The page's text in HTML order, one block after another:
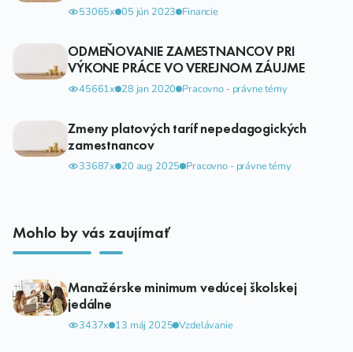
53065x 05 jún 2023 Financie
ODMEŇOVANIE ZAMESTNANCOV PRI
VÝKONE PRÁCE VO VEREJNOM ZÁUJME
45661x 28 jan 2020 Pracovno - právne témy
Zmeny platových taríf nepedagogických
zamestnancov
33687x 20 aug 2025 Pracovno - právne témy
Mohlo by vás zaujímať
Manažérske minimum vedúcej školskej
jedálne
3437x 13 máj 2025 Vzdelávanie